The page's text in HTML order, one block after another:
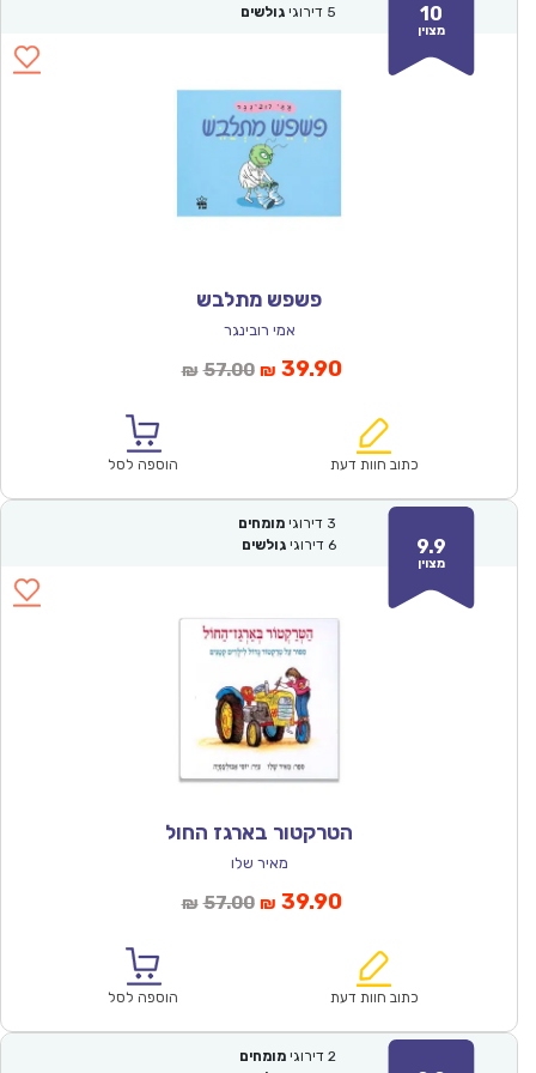
10
מצוין
5 דירוגי גולשים
פשפש מתלבש
אמי רובינגר
₪ 57.00המחיר
₪57.00.
₪ 39.90המחיר
הוא:
כתוב חוות דעת הוספה לסל
9.9
מצוין
3 דירוגי מומחים
6 דירוגי גולשים
הטרקטור בארגז החול
מאיר שלו
₪ 57.00המחיר
₪57.00.
₪ 39.90המחיר
הוא:
כתוב חוות דעת הוספה לסל
2 דירוגי מומחים